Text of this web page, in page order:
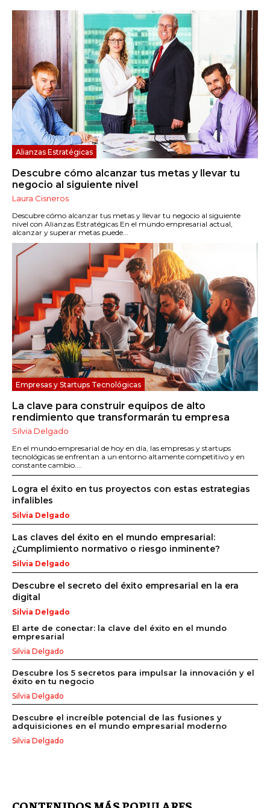
Alianzas Estratégicas
Descubre cómo alcanzar tus metas y llevar tu
negocio al siguiente nivel
Laura Cisneros
Descubre cómo alcanzar tus metas y llevar tu negocio al siguiente
nivel con Alianzas Estratégicas En el mundo empresarial actual,
alcanzar y superar metas puede...
Empresas y Startups Tecnológicas
La clave para construir equipos de alto
rendimiento que transformarán tu empresa
Silvia Delgado
En el mundo empresarial de hoy en día, las empresas y startups
tecnológicas se enfrentan a un entorno altamente competitivo y en
constante cambio....
Logra el éxito en tus proyectos con estas estrategias
infalibles
Silvia Delgado
Las claves del éxito en el mundo empresarial:
¿Cumplimiento normativo o riesgo inminente?
Silvia Delgado
Descubre el secreto del éxito empresarial en la era
digital
Silvia Delgado
El arte de conectar: la clave del éxito en el mundo
empresarial
Silvia Delgado
Descubre los 5 secretos para impulsar la innovación y el
éxito en tu negocio
Silvia Delgado
Descubre el increíble potencial de las fusiones y
adquisiciones en el mundo empresarial moderno
Silvia Delgado